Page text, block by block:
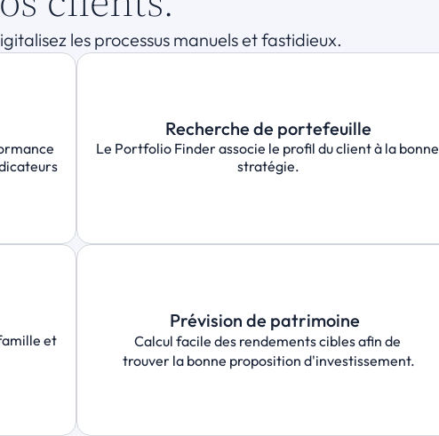
les processus manuels et fastidieux.
Recherche de portefeuille
Le Portfolio Finder associe le profil du client à la bonne
stratégie.
et
Prévision de patrimoine
Calcul facile des rendements cibles afin de
trouver la bonne proposition d'investissement.